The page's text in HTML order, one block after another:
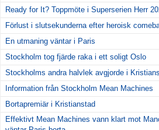
Ready for It? Toppmöte i Superserien Herr
Förlust i slutsekunderna efter heroisk
En utmaning väntar i Paris
Stockholm tog fjärde raka i ett soligt Oslo
Stockholms andra halvlek avgjorde i
Information från Stockholm Mean Machines
Bortapremiär i Kristianstad
Effektivt Mean Machines vann klart mot